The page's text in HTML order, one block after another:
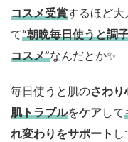
コスメ受賞するほど大
て“朝晩毎日使うと調
コスメ”なんだとか✨
毎日使うと肌のさわり
肌トラブルをケアして
れ変わりをサポート